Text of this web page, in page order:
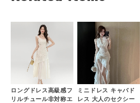
ロングドレス高級感フ
リルチュール非対称エ
ミニドレス キャバド
レス 大人のセクシー